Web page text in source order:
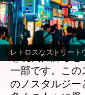
レトロスなストリート
どんな話なの
レトロストリ
を現代に蘇らせ
一部です。こ
のノスタルジー